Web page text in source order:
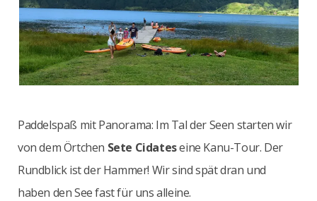
Paddelspaß mit Panorama: Im Tal der Seen starten wir
von dem Örtchen Sete Cidateseine Kanu-Tour. Der
Rundblick ist der Hammer! Wir sind spät dran und
haben den See fast für uns alleine.